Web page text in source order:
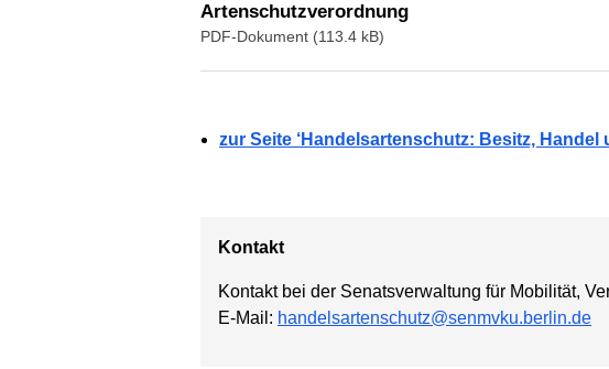
Artenschutzverordnung
PDF-Dokument (113.4 kB)
zur Seite ‘Handelsartenschutz: Besitz, Handel
Kontakt
Kontakt bei der Senatsverwaltung für Mobilität,
E-Mail: handelsartenschutz@senmvku.berlin.de